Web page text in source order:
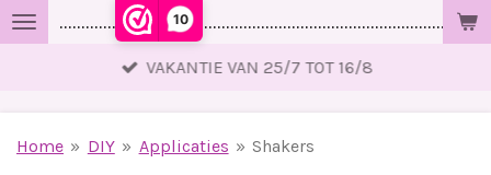
10
Ga
hoofdinhoud
VAKANTIE VAN 25/7 TOT 16/8
Home » DIY » Applicaties » Shakers